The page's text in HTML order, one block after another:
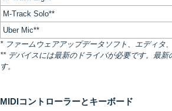
M-Track Solo**
Uber Mic**
* ファームウェアアップデータソフト、エディタ
** デバイスには最新のドライバが必要です。最新
す。
MIDIコントローラーとキーボード